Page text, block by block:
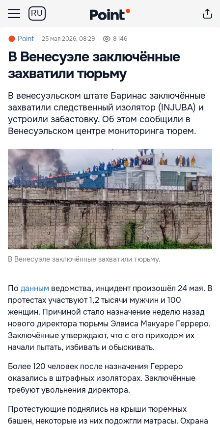
RU
Point 25 мая 2026, 08:29 8 146
В Венесуэле заключённые
захватили тюрьму
В венесуэльском штате Баринас заключённые
захватили следственный изолятор (INJUBA) и
устроили забастовку. Об этом сообщили в
Венесуэльском центре мониторинга тюрем.
В Венесуэле заключённые захватили тюрьму.
По данным ведомства, инцидент произошёл 24 мая. В
протестах участвуют 1,2 тысячи мужчин и 100
женщин. Причиной стало назначение неделю назад
нового директора тюрьмы Элвиса Макуаре Герреро.
Заключённые утверждают, что с его приходом их
начали пытать, избивать и обыскивать.
Более 120 человек после назначения Герреро
оказались в штрафных изоляторах. Заключённые
требуют увольнения директора.
Протестующие поднялись на крыши тюремных
башен, некоторые из них подожгли матрасы. Охрана